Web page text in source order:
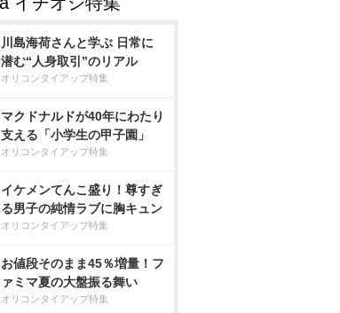
川島海荷さんと学ぶ 日常に
潜む“人身取引”のリアル
オリコンタイアップ特集
マクドナルドが40年にわたり
支える「小学生の甲子園」
オリコンタイアップ特集
イケメンてんこ盛り！尊すぎ
る男子の純情ラブに胸キュン
オリコンタイアップ特集
お値段そのまま45％増量！フ
ァミマ夏の大盤振る舞い
オリコンタイアップ特集